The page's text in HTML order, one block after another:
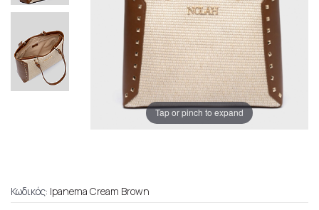
Tap or pinch to expand
Κωδικός: Ipanema Cream Brown